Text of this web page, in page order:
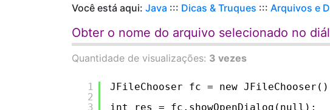
Você está aqui: Java ::: Dicas & Truques ::: Arquivos e
Obter o nome do arquivo selecionado no
Quantidade de visualizações: 3 vezes
1
2
3
JFileChooser fc = new
int res = fc.showOpenDialog(null);